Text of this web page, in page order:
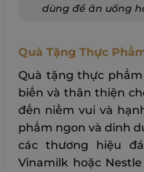
dùng để ăn uống
Quà Tặng Thực
Quà tặng thực
biến và thân thiện
đến niềm vui và
phẩm ngon và dinh
các thương hiệu
Vinamilk hoặc